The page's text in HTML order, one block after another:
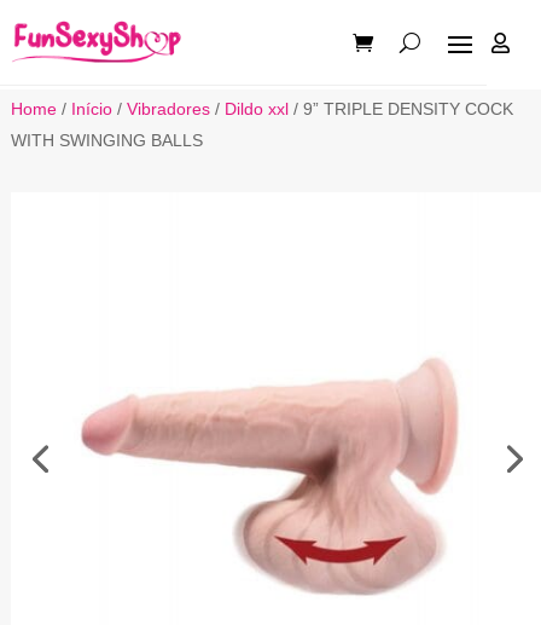

Home/ Início/ Vibradores/ Dildo xxl/ 9” TRIPLE DENSITY COCK
WITH SWINGING BALLS